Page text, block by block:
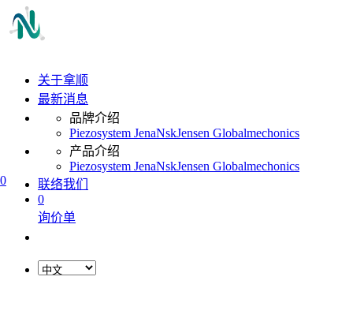
0
关于拿顺
最新消息
品牌介绍
Piezosystem JenaNskJensen Globalmechonics
产品介绍
Piezosystem JenaNskJensen Globalmechonics
联络我们
0
询价单